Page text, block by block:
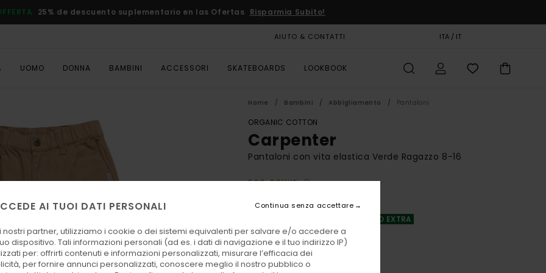
25% de descuento suplementario en las Ofertas Risparmia Subito!
AIUTO & CONTATTI ITA / IT
UOMO DONNA BAMBINI ACCESSORI SKATEBOARDS LOOKBOOK
Home Bambini Abbigliamento Pantaloni
ORGANIC COTTON
Carpenter
Pantaloni con vita elastica Verde Ragazzo 8-16
ECO-BONUS
70,00 €
DOPPIA OFFERTA 25% DI SCONTO EXTRA
ColoriKhaki
AI TUOI DATI PERSONALI
partner, utilizziamo i cookie o dei sistemi equivalenti per salvare e/o accedere a
dispositivo. Tali informazioni personali (ad es. i dati di navigazione e il tuo indirizzo IP)
per: offrirti contenuti e informazioni personalizzati, misurare l’efficacia dei
per fornire annunci personalizzati, conoscere meglio il nostro pubblico o
Continua senza accettare